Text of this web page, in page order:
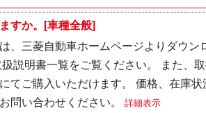
すか。[車種全般]
、三菱自動車ホームページよりダウン
説明書一覧をご覧ください。 また、
てご購入いただけます。 価格、在庫状
問い合わせください。 詳細表示